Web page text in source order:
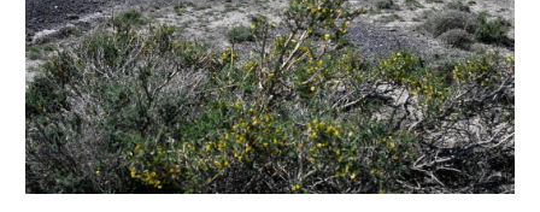
地方频道
北京 天津 河北 山西
辽宁 吉林 上海 江苏